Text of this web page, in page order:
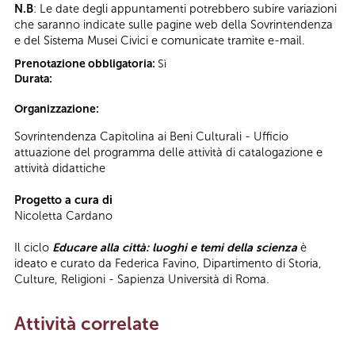
N.B: Le date degli appuntamenti potrebbero subire variazioni
che saranno indicate sulle pagine web della Sovrintendenza
e del Sistema Musei Civici e comunicate tramite e-mail.
Prenotazione obbligatoria: Sì
Durata:
Organizzazione:
Sovrintendenza Capitolina ai Beni Culturali - Ufficio
attuazione del programma delle attività di catalogazione e
attività didattiche
Progetto a cura di
Nicoletta Cardano
Il ciclo Educare alla città: luoghi e temi della scienza è
ideato e curato da Federica Favino, Dipartimento di Storia,
Culture, Religioni - Sapienza Università di Roma.
Attività correlate